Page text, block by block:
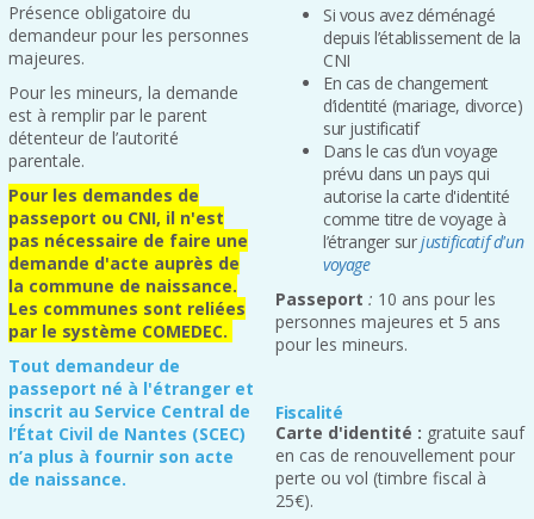
Présence obligatoire du
demandeur pour les personnes
majeures.
Pour les mineurs, la demande
est à remplir par le parent
détenteur de l’autorité
parentale.
Pour les demandes de
passeport ou CNI, il n'est
pas nécessaire de faire une
demande d'acte auprès de
la commune de naissance.
Les communes sont reliées
par le système COMEDEC.
Tout demandeur de
passeport né à l'étranger et
inscrit au Service Central de
l’État Civil de Nantes (SCEC)
n’a plus à fournir son acte
de naissance.
Si vous avez déménagé
depuis l’établissement de la
CNI
En cas de changement
d’identité (mariage, divorce)
sur justificatif
Dans le cas d’un voyage
prévu dans un pays qui
autorise la carte d'identité
comme titre de voyage à
l’étranger surjustificatif d'un
voyage
Passeport : 10 ans pour les
personnes majeures et 5 ans
pour les mineurs.
Fiscalité
Carte d'identité : gratuite sauf
en cas de renouvellement pour
perte ou vol (timbre fiscal à
25€).